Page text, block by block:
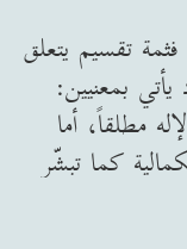
تقسيم يتعلق
بمعنيين:
مطلقاً، أما
كما تبشّر